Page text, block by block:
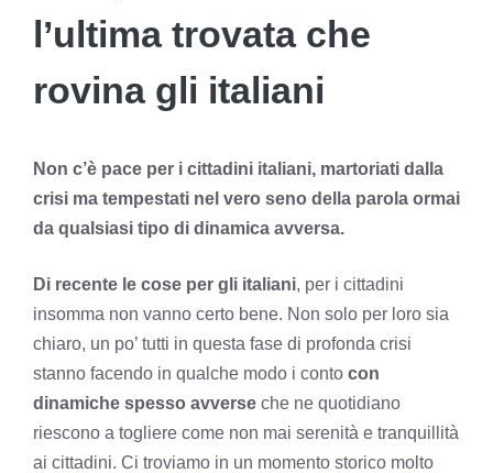
l’ultima trovata che
rovina gli italiani
Non c’è pace per i cittadini italiani, martoriati dalla
crisi ma tempestati nel vero seno della parola ormai
da qualsiasi tipo di dinamica avversa.
Di recente le cose per gli italiani, per i cittadini
insomma non vanno certo bene. Non solo per loro sia
chiaro, un po’ tutti in questa fase di profonda crisi
stanno facendo in qualche modo i conto con
dinamiche spesso avverse che ne quotidiano
riescono a togliere come non mai serenità e tranquillità
ai cittadini. Ci troviamo in un momento storico molto